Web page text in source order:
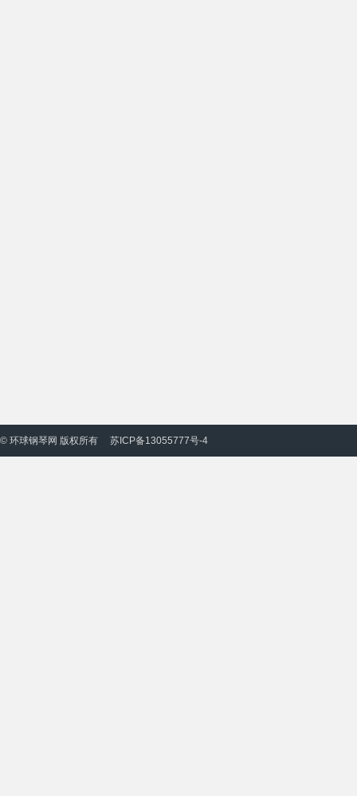
© 环球钢琴网 版权所有 苏ICP备13055777号-4